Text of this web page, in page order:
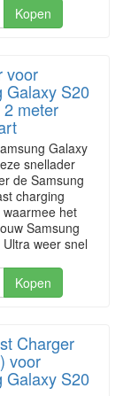
Kopen
voor
Galaxy S20
meter
Galaxy
snellader
de Samsung
charging
het
Samsung
weer snel
Kopen
Charger
voor
Galaxy S20